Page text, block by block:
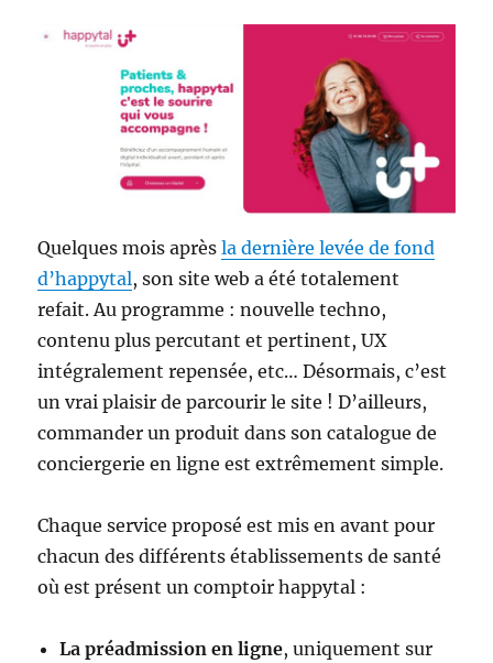
Quelques mois aprèsla dernière levée de fond
d’happytal, son site web a été totalement
refait. Au programme : nouvelle techno,
contenu plus percutant et pertinent, UX
intégralement repensée, etc… Désormais, c’est
un vrai plaisir de parcourir le site ! D’ailleurs,
commander un produit dans son catalogue de
conciergerie en ligne est extrêmement simple.
Chaque service proposé est mis en avant pour
chacun des différents établissements de santé
où est présent un comptoir happytal :
La préadmission en ligne, uniquement sur